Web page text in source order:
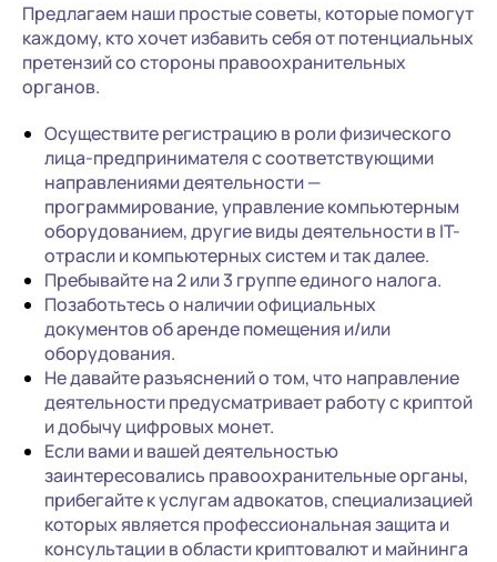
Предлагаем наши простые советы, которые помогут
каждому, кто хочет избавить себя от потенциальных
претензий со стороны правоохранительных
органов.
Осуществите регистрацию в роли физического
лица-предпринимателя с соответствующими
направлениями деятельности —
программирование, управление компьютерным
оборудованием, другие виды деятельности в IT-
отрасли и компьютерных систем и так далее.
Пребывайте на 2 или 3 группе единого налога.
Позаботьтесь о наличии официальных
документов об аренде помещения и/или
оборудования.
Не давайте разъяснений о том, что направление
деятельности предусматривает работу с криптой
и добычу цифровых монет.
Если вами и вашей деятельностью
заинтересовались правоохранительные органы,
прибегайте к услугам адвокатов, специализацией
которых является профессиональная защита и
консультации в области криптовалют и майнинга